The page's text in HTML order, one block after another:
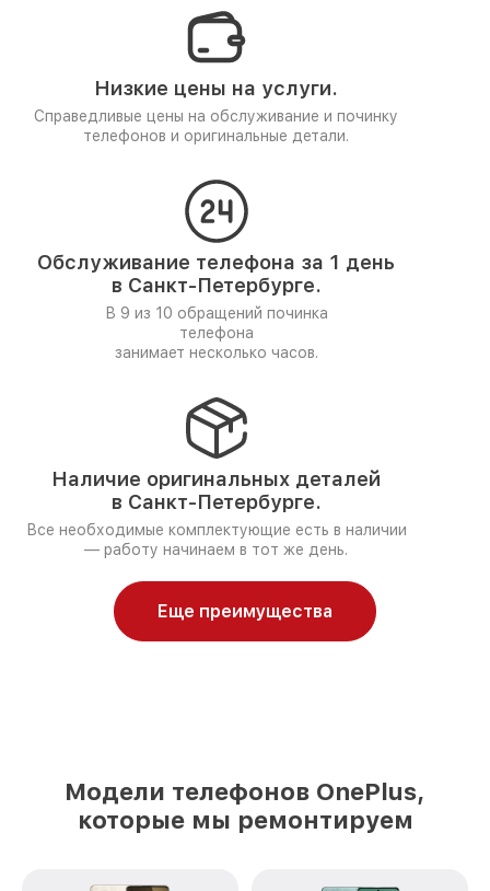
Низкие цены на услуги.
Справедливые цены на обслуживание и починку
телефонов и оригинальные детали.
Обслуживание телефона за 1 день
в Санкт-Петербурге.
В 9 из 10 обращений починка
телефона
занимает несколько часов.
Наличие оригинальных деталей
в Санкт-Петербурге.
Все необходимые комплектующие есть в наличии
— работу начинаем в тот же день.
Еще преимущества
Модели телефонов OnePlus,
которые мы ремонтируем